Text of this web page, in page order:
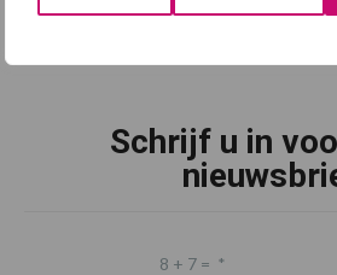
Schrijf u in
8 + 7 = *